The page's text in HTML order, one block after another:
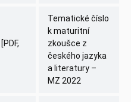
[PDF,
Tematické číslo
k maturitní
zkoušce z
českého jazyka
a literatury –
MZ 2022